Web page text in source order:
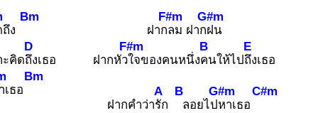
ถึง
Bm
ะคิด
D
ถึงเธอ
เธอ
Bm
ฝาก
F#m
ลม ฝาก
G#m
ฝน
ฝากหัว
F#m
ใจของคนหนึ่ง
B
คนให้ไป
E
ถึงเธอ
ฝากคำว่า
A
รัก
B
ลอยไป
G#m
หาเธอ
C#m